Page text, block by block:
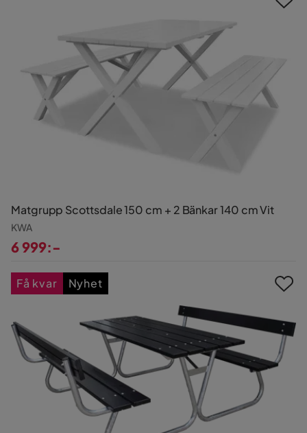
Matgrupp Scottsdale 150 cm + 2 Bänkar 140 cm Vit
KWA
6 999:-
Få kvar Nyhet